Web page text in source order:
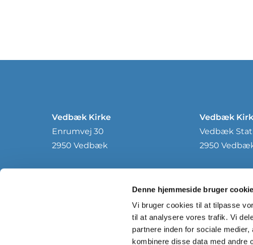
Denne hjemmeside bruger
Vi bruger cookies til at tilpasse
til at analysere vores trafik. Vi
partnere inden for sociale
kombinere disse data med andre
Vedbæk Kirke
Enrumvej 30
2950 Vedbæk
Vedbæk
Vedbæk
2950